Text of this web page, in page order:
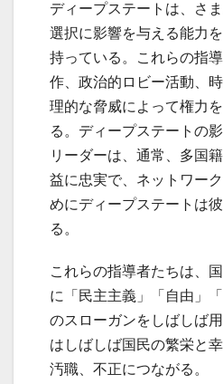
ディープステートは、さ
選択に影響を与える能力
持っている。これらの指
作、政治的ロビー活動、
理的な脅威によって権力
る。ディープステートの
リーダーは、通常、多国
益に忠実で、ネットワー
めにディープステートは
る。
これらの指導者たちは、
に「民主主義」「自由」
のスローガンをしばしば
はしばしば国民の繁栄と
汚職、不正につながる。